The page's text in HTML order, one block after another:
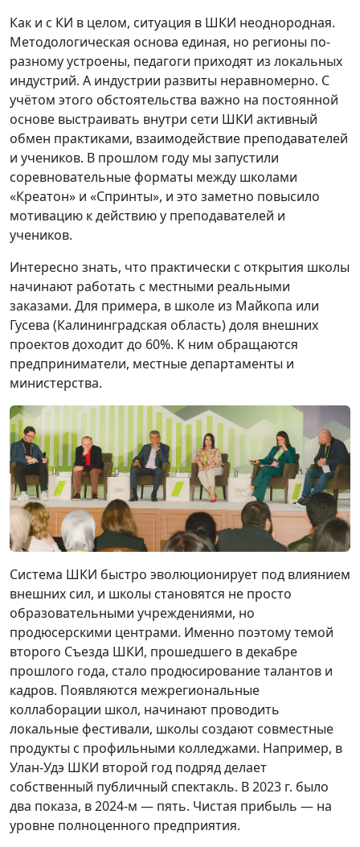
Как и с КИ в целом, ситуация в ШКИ неоднородная.
Методологическая основа единая, но регионы по-
разному устроены, педагоги приходят из локальных
индустрий. А индустрии развиты неравномерно. С
учётом этого обстоятельства важно на постоянной
основе выстраивать внутри сети ШКИ активный
обмен практиками, взаимодействие преподавателей
и учеников. В прошлом году мы запустили
соревновательные форматы между школами
«Креатон» и «Спринты», и это заметно повысило
мотивацию к действию у преподавателей и
учеников.
Интересно знать, что практически с открытия школы
начинают работать с местными реальными
заказами. Для примера, в школе из Майкопа или
Гусева (Калининградская область) доля внешних
проектов доходит до 60%. К ним обращаются
предприниматели, местные департа­менты и
министерства.
Система ШКИ быстро эволюционирует под влиянием
внешних сил, и школы становятся не просто
образовательными учреждениями, но
продюсерскими центрами. Именно поэтому темой
второго Съезда ШКИ, прошедшего в декабре
прошлого года, стало продюсирование талантов и
кадров. Появляются межрегиональные
коллаборации школ, начинают проводить
локальные фестивали, школы создают совместные
продукты с профильными колледжами. Например, в
Улан-Удэ ШКИ второй год подряд делает
собственный публичный спектакль. В 2023 г. было
два показа, в 2024-м — пять. Чистая прибыль — на
уровне полноценного предприятия.